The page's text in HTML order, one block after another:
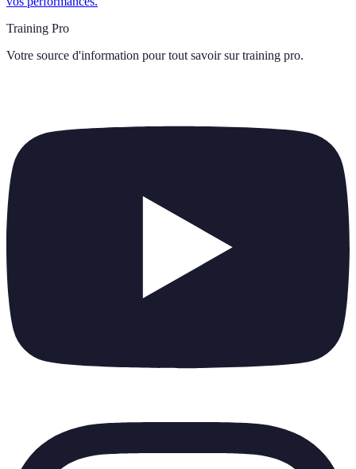
Training Pro
Votre source d'information pour tout savoir sur training pro.